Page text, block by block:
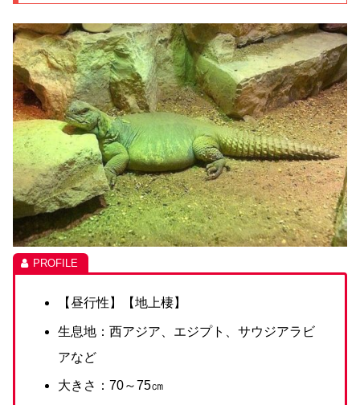
【昼行性】【地上棲】
生息地：西アジア、エジプト、サウジアラビ
アなど
大きさ：70～75㎝